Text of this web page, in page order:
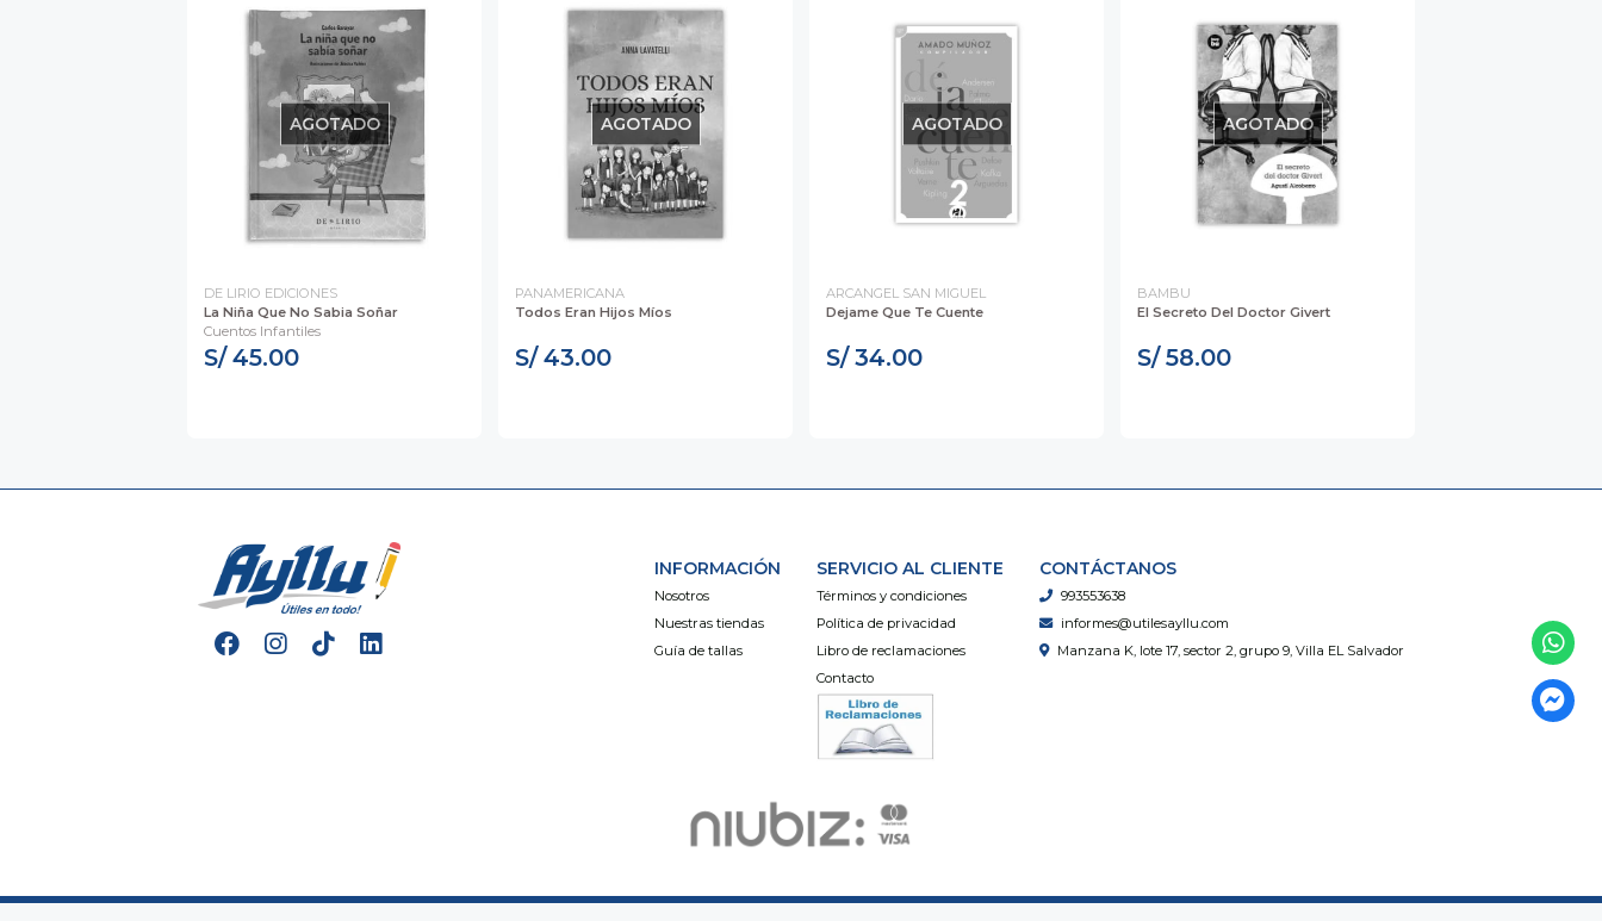
AGOTADO
DE LIRIO EDICIONES
La Niña Que No Sabia Soñar
Cuentos Infantiles
S/ 45.00
AGOTADO
PANAMERICANA
Todos Eran Hijos Míos
S/ 43.00
AGOTADO
ARCANGEL SAN MIGUEL
Dejame Que Te Cuente
S/ 34.00
AGOTADO
BAMBU
El Secreto Del Doctor Givert
S/ 58.00
INFORMACIÓN
Nosotros
Nuestras tiendas
Guía de tallas
SERVICIO AL CLIENTE
Términos y condiciones
Política de privacidad
Libro de reclamaciones
Contacto
CONTÁCTANOS
993553638
informes@utilesayllu.com
Manzana K, lote 17, sector 2, grupo 9, Villa EL Salvador